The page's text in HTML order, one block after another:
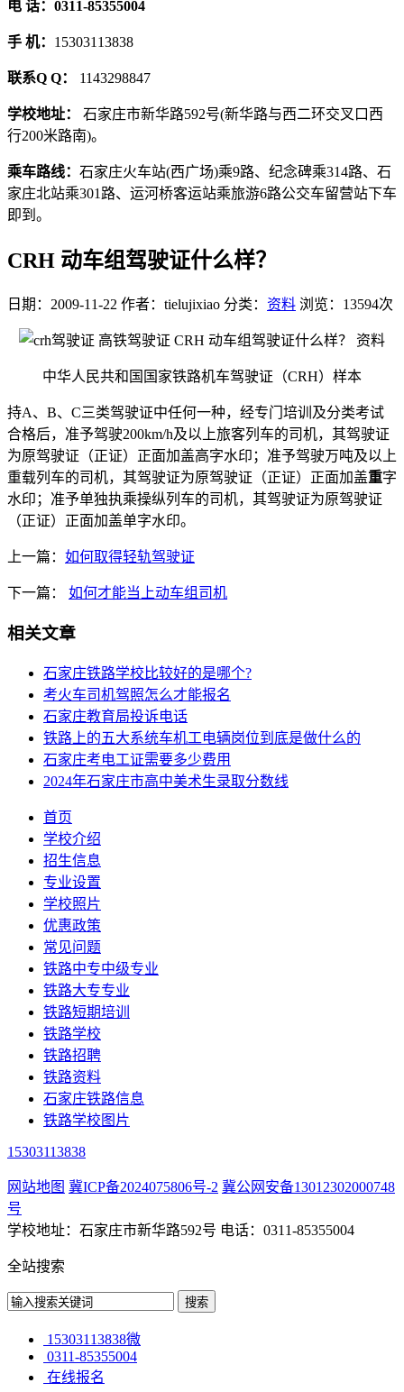
电 话：0311-85355004
手 机： 15303113838
联系Q Q： 1143298847
学校地址： 石家庄市新华路592号(新华路与西二环交叉口西
行200米路南)。
乘车路线： 石家庄火车站(西广场)乘9路、纪念碑乘314路、石
家庄北站乘301路、运河桥客运站乘旅游6路公交车留营站下车
即到。
CRH 动车组驾驶证什么样？
日期：2009-11-22 作者：tielujixiao 分类： 资料 浏览：13594次
中华人民共和国国家铁路机车驾驶证（CRH）样本
持A、B、C三类驾驶证中任何一种，经专门培训及分类考试
合格后，准予驾驶200km/h及以上旅客列车的司机，其驾驶证
为原驾驶证（正证）正面加盖高字水印；准予驾驶万吨及以上
重载列车的司机，其驾驶证为原驾驶证（正证）正面加盖重字
水印；准予单独执乘操纵列车的司机，其驾驶证为原驾驶证
（正证）正面加盖单字水印。
上一篇： 如何取得轻轨驾驶证
下一篇： 如何才能当上动车组司机
相关文章
石家庄铁路学校比较好的是哪个?
考火车司机驾照怎么才能报名
石家庄教育局投诉电话
铁路上的五大系统车机工电辆岗位到底是做什么的
石家庄考电工证需要多少费用
2024年石家庄市高中美术生录取分数线
首页
学校介绍
招生信息
专业设置
学校照片
优惠政策
常见问题
铁路中专中级专业
铁路大专专业
铁路短期培训
铁路学校
铁路招聘
铁路资料
石家庄铁路信息
铁路学校图片
15303113838
网站地图 冀ICP备2024075806号-2 冀公网安备13012302000748
号
学校地址：石家庄市新华路592号 电话：0311-85355004
全站搜索
15303113838微
0311-85355004
在线报名